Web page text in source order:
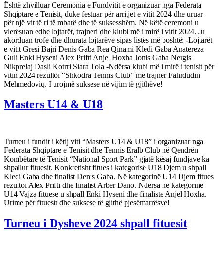
Është zhvilluar Ceremonia e Fundvitit e organizuar nga Federata
Shqiptare e Tenisit, duke festuar për arritjet e vitit 2024 dhe uruar
për një vit të ri të mbarë dhe të suksesshëm. Në këtë ceremoni u
vlerësuan edhe lojtarët, trajneri dhe klubi më i mirë i vitit 2024. Ju
akorduan trofe dhe dhurata lojtarëve sipas listës më poshtë: -Lojtarët
e vitit Gresi Bajri Denis Gaba Rea Qinami Kledi Gaba Anatereza
Guli Enki Hyseni Alex Prifti Anjel Hoxha Jonis Gaba Nergis
Nikprelaj Dasli Kotrri Siara Tola -Ndërsa klubi më i mirë i tenisit për
vitin 2024 rezultoi “Shkodra Tennis Club” me trajner Fahrdudin
Mehmedoviq. I urojmë suksese në vijim të gjithëve!
Masters U14 & U18
Turneu i fundit i këtij viti “Masters U14 & U18” i organizuar nga
Federata Shqiptare e Tenisit dhe Tennis Eralb Club në Qendrën
Kombëtare të Tenisit “National Sport Park” gjatë kësaj fundjave ka
shpallur fituesit. Konkretisht fitues i kategorisë U18 Djem u shpall
Kledi Gaba dhe finalist Denis Gaba. Në kategorinë U14 Djem fitues
rezultoi Alex Prifti dhe finalist Arbër Dano. Ndërsa në kategorinë
U14 Vajza fituese u shpall Enki Hyseni dhe finaliste Anjel Hoxha.
Urime për fituesit dhe suksese të gjithë pjesëmarrësve!
Turneu i Dysheve 2024 shpall fituesit